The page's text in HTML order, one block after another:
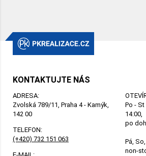
KONTAKTUJTE NÁS
ADRESA:
Zvolská 789/11, Praha 4 - Kamýk,
142 00
TELEFON:
(+420) 732 151 063
Po - St
14:00,
po
Pá,
non-